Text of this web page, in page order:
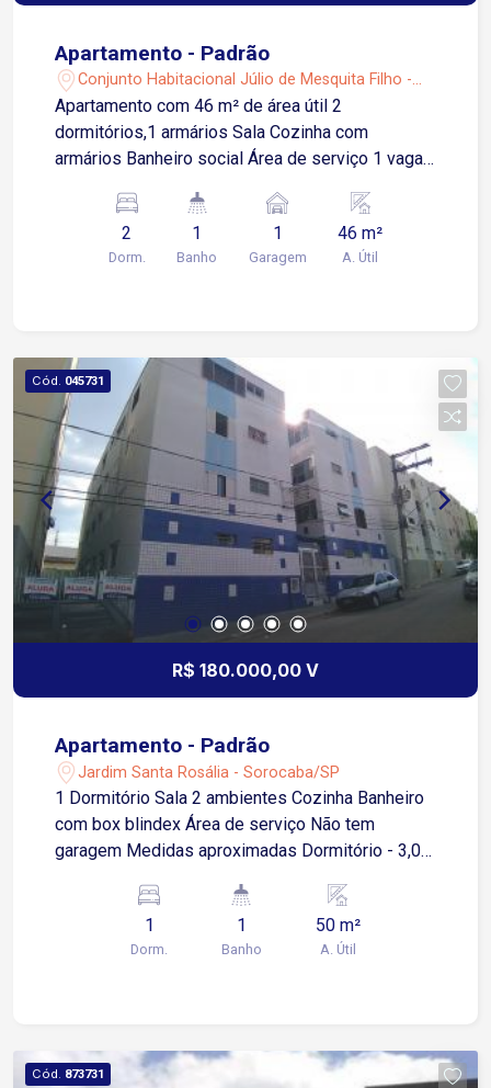
Apartamento - Padrão
Conjunto Habitacional Júlio de Mesquita Filho -
Sorocaba/SP
Apartamento com 46 m² de área útil 2
dormitórios,1 armários Sala Cozinha com
armários Banheiro social Área de serviço 1 vaga
2
Dorm.
1
Banho
1
Garagem
46 m²
A. Útil
Cód. 045731
R$ 180.000,00 V
Apartamento - Padrão
Jardim Santa Rosália - Sorocaba/SP
1 Dormitório Sala 2 ambientes Cozinha Banheiro
com box blindex Área de serviço Não tem
garagem Medidas aproximadas Dormitório - 3,00
Banheiro - 2,36 x 1,48 Área de serviço - 1,02 x
1
Dorm.
1
Banho
50 m²
A. Útil
Cód. 873731